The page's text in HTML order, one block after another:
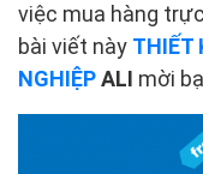
việc mua hàng
bài viết này THIẾT
NGHIỆPALI mời